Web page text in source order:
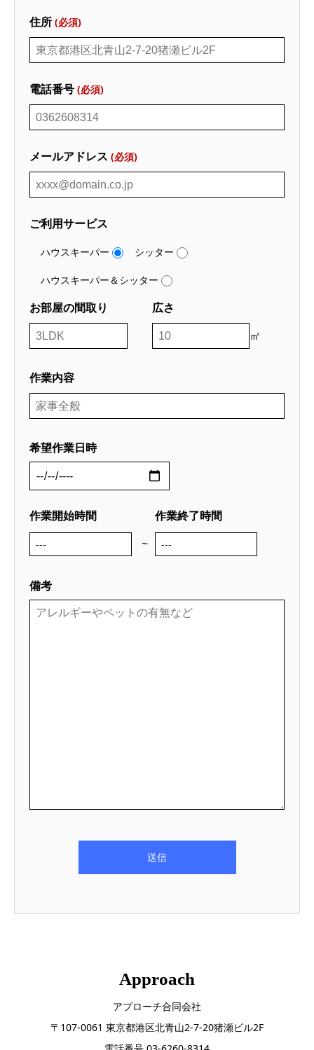
住所 (必須)
電話番号 (必須)
メールアドレス (必須)
ご利用サービス
ハウスキーパー シッター
ハウスキーパー＆シッター
お部屋の間取り
広さ
㎡
作業内容
希望作業日時
作業開始時間
~
作業終了時間
備考
Approach
アプローチ合同会社
〒107-0061 東京都港区北青山2-7-20猪瀬ビル2F